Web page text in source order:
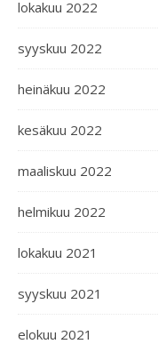
lokakuu 2022
syyskuu 2022
heinäkuu 2022
kesäkuu 2022
maaliskuu 2022
helmikuu 2022
lokakuu 2021
syyskuu 2021
elokuu 2021